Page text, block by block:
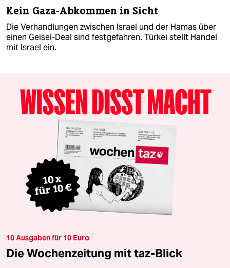
Kein Gaza-Abkommen in Sicht
Die Verhandlungen zwischen Israel und der Hamas über
einen Geisel-Deal sind festgefahren. Türkei stellt Handel
mit Israel ein.
10 Ausgaben für 10 Euro
Die Wochenzeitung mit taz-Blick